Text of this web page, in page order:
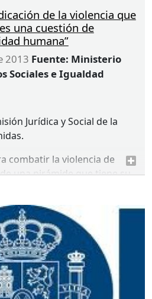
de la violencia que
una cuestión de
humana”
2013 Fuente: Ministerio
Sociales e Igualdad
Jurídica y Social de la
combatir la violencia de
una pirámide que tiene su
Sociales e Igualdad.
personalizados,
mejora de los datos,
y visibilización de
son los seis ejes
Gobierno para erradicar la